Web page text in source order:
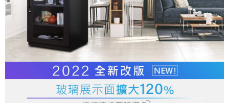
是否繳費成功／繳費後需取消欲退款等相關疑問，請聯繫「AFTEE先享後付
客戶支援中心」
https://netprotections.freshdesk.com/support/home
【注意事項】
１．透過由恩沛科技股份有限公司提供之「AFTEE先享後付」服務完成之交
易，需依本服務之必要範圍內提供個人資料，並將交易相關給付款項請求債
權轉讓予恩沛科技股份有限公司。
２．關於個人資料處理事宜，請瀏覽以下網址：
https://aftee.tw/terms/#terms3
３．未成年的使用者請事先徵得法定代理人或監護人之同意方可使用
「AFTEE先享後付」，若未經同意申辦者引起之損失，本公司不負相關責